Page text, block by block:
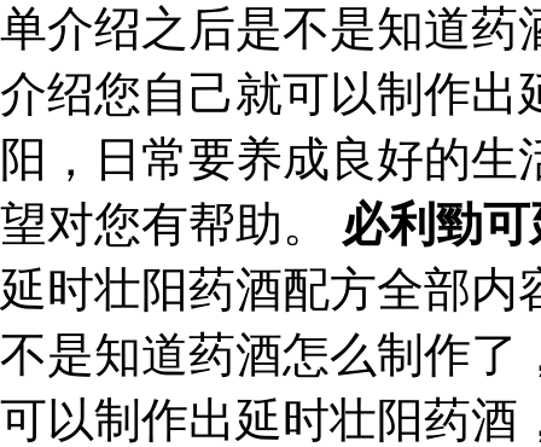
单介绍之后是不是知道药
介绍您自己就可以制作出
阳，日常要养成良好的
望对您有帮助。 必利勁
延时壮阳药酒配方全部内
不是知道药酒怎么制作了
可以制作出延时壮阳药酒